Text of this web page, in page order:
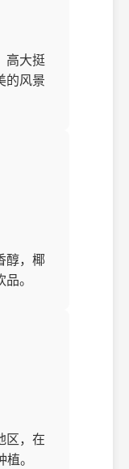
高大挺
的风景
醇，椰
。
区，在
。